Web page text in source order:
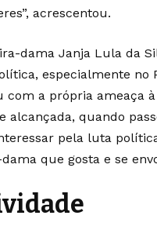
acrescentou.
dama Janja Lula da
especialmente no
com a própria ameaça
alcançada, quando
pela luta
que gosta e se